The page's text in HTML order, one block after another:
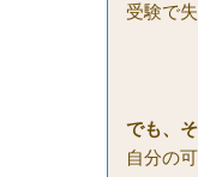
受験で
でも、
自分の